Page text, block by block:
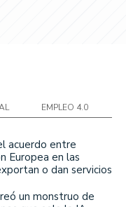
EMPLEO 4.0
acuerdo entre
Europea en las
o dan servicios
un monstruo de